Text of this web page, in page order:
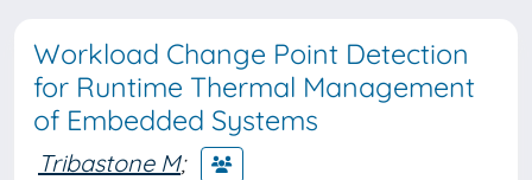
Workload Change Point Detection
for Runtime Thermal Management
of Embedded Systems
Tribastone M;